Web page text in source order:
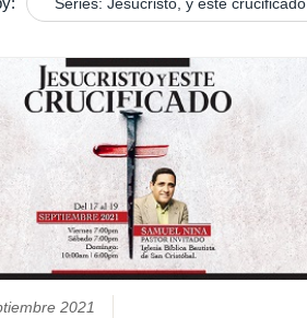
Series: Jesucristo, y éste crucificado
2021